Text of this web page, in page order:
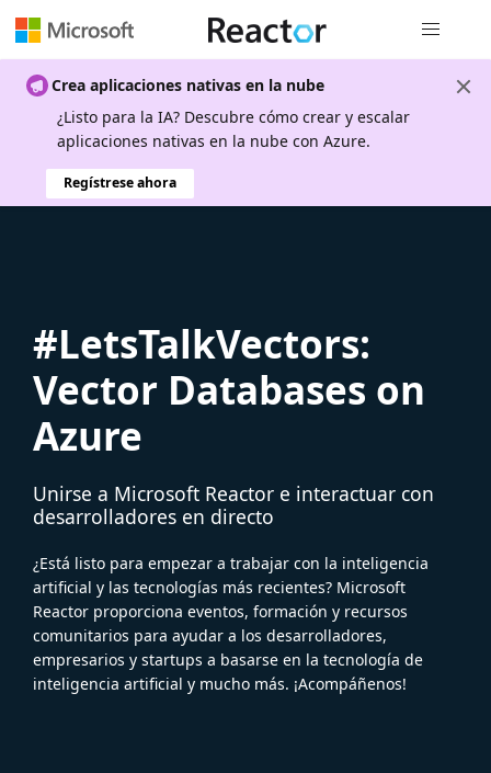
Crea aplicaciones nativas en la nube
¿Listo para la IA? Descubre cómo crear y escalar
aplicaciones nativas en la nube con Azure.
Regístrese ahora
#LetsTalkVectors:
Vector Databases on
Azure
Unirse a Microsoft Reactor e interactuar con
desarrolladores en directo
¿Está listo para empezar a trabajar con la inteligencia
artificial y las tecnologías más recientes? Microsoft
Reactor proporciona eventos, formación y recursos
comunitarios para ayudar a los desarrolladores,
empresarios y startups a basarse en la tecnología de
inteligencia artificial y mucho más. ¡Acompáñenos!